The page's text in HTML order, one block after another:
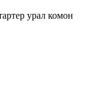
урал комон